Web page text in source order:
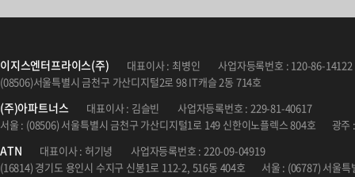
이지스엔터프라이스(주) 대표이사 : 최병인
사업자등록번호 : 120-86-14122
(08506)서울특별시 금천구 가산디지털2로 98 IT캐슬 2동 714호
(주)아파트너스 대표이사 : 김슬빈
사업자등록번호 : 229-81-40617
서울 : (08506) 서울특별시 금천구 가산디지털1로 149 신한이노플렉스 804호
광주
ATN 대표이사 : 허기녕
사업자등록번호 : 220-09-04919
(16814) 경기도 용인시 수지구 신봉1로 112-2, 516동 404호
서울 : (06787) 서울